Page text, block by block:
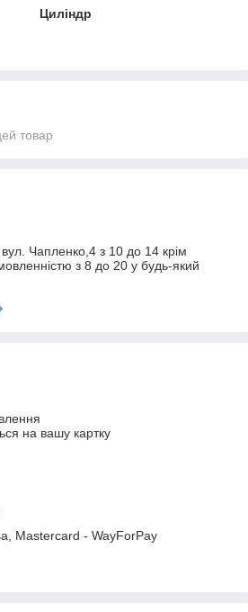
Циліндр
товар
Чапленко,4 з 10 до 14 крім
з 8 до 20 у будь-який
на вашу картку
Mastercard - WayForPay